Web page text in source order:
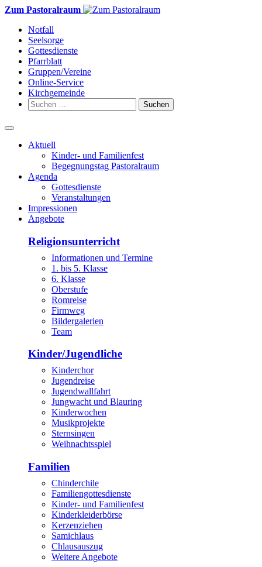
Weiter
Inhalt
Zum Pastoralraum
Notfall
Seelsorge
Gottesdienste
Pfarrblatt
Gruppen/Vereine
Online-Service
Kirchgemeinde
Suchen
nach:
Aktuell
Kinder- und Familienfest
Begegnungstag Pastoralraum
Agenda
Gottesdienste
Veranstaltungen
Impressionen
Angebote
Religionsunterricht
Informationen und Termine
1. bis 5. Klasse
6. Klasse
Oberstufe
Romreise
Firmweg
Bildergalerien
Team
Kinder/Jugendliche
Kinderchor
Jugendreise
Jugendwallfahrt
Jungwacht und Blauring
Kinderwochen
Musikprojekte
Sternsingen
Weihnachtsspiel
Familien
Chinderchile
Familiengottesdienste
Kinder- und Familienfest
Kinderkleiderbörse
Kerzenziehen
Samichlaus
Chlausauszug
Weitere Angebote